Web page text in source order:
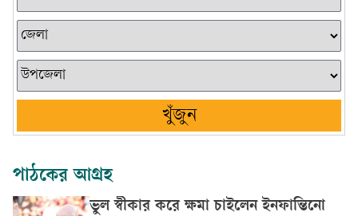
খুঁজুন
পাঠকের আগ্রহ
ভুল স্বীকার করে ক্ষমা চাইলেন ইনফান্তিনো